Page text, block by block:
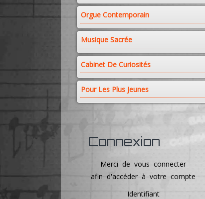
Orgue Contemporain
Musique Sacrée
Cabinet De Curiosités
Pour Les Plus Jeunes
Connexion
Merci de vous connecter
afin d'accéder à votre compte
Identifiant